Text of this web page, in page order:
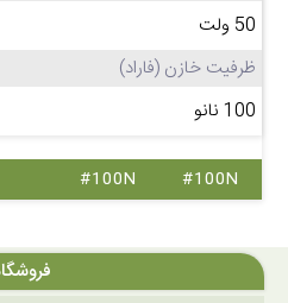
50 ولت
ظرفیت خازن (فاراد)
100 نانو
#100N
#100N